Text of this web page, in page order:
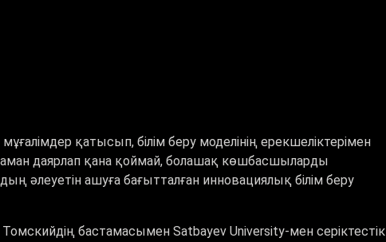
қатысып, білім беру моделінің ерекшеліктерімен
даярлап қана қоймай, болашақ көшбасшыларды
әлеуетін ашуға бағытталған инновациялық білім беру
Томскийдің бастамасымен Satbayev University-мен серіктестік